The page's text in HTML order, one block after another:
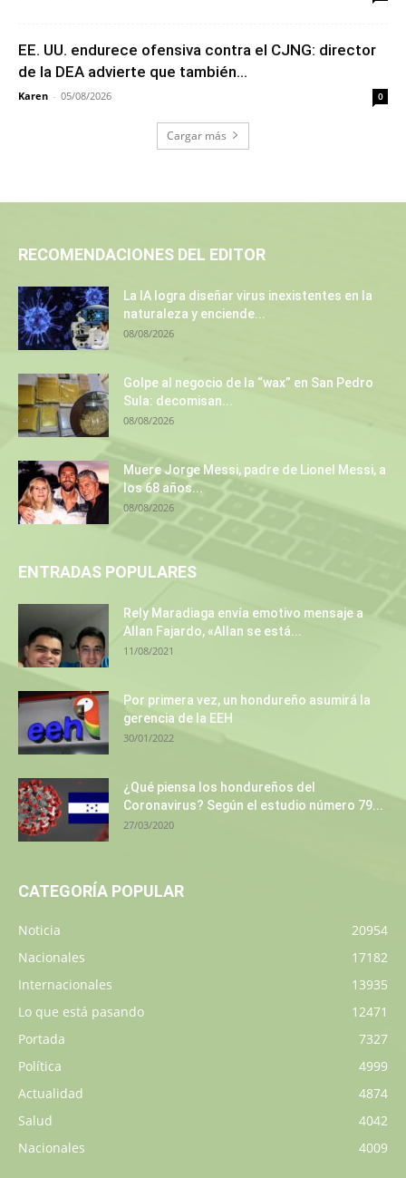
EE. UU. endurece ofensiva contra el CJNG: director
de la DEA advierte que también...
Karen - 05/08/2026 0
Cargar más
RECOMENDACIONES DEL EDITOR
La IA logra diseñar virus inexistentes en la
naturaleza y enciende...
08/08/2026
Golpe al negocio de la “wax” en San Pedro
Sula: decomisan...
08/08/2026
Muere Jorge Messi, padre de Lionel Messi, a
los 68 años...
08/08/2026
ENTRADAS POPULARES
Rely Maradiaga envía emotivo mensaje a
Allan Fajardo, «Allan se está...
11/08/2021
Por primera vez, un hondureño asumirá la
gerencia de la EEH
30/01/2022
¿Qué piensa los hondureños del
Coronavirus? Según el estudio número 79...
27/03/2020
CATEGORÍA POPULAR
Noticia
20954
Nacionales
17182
Internacionales
13935
Lo que está pasando
12471
Portada
7327
Política
4999
Actualidad
4874
Salud
4042
Nacionales
4009